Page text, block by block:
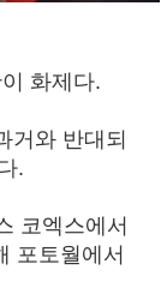
화제다.
거와 반대되
.
코엑스에서
포토월에서